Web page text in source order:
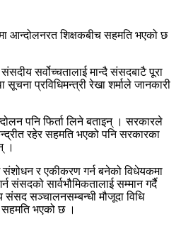
आन्दोलनरत शिक्षकबीच सहमति भएको छ
सर्वोच्चतालाई मान्दै संसदबाटै पूरा
प्रविधिमन्त्री रेखा शर्माले जानकारी
पनि फिर्ता लिने बताइन् । सरकारले
रहेर सहमति भएको पनि सरकारका
।
संशोधन र एकीकरण गर्न बनेको विधेयकमा
संसदको सार्वभौमिकतालाई सम्मान गर्दै
सञ्चालनसम्बन्धी मौजूदा विधि
सहमति भएको छ ।